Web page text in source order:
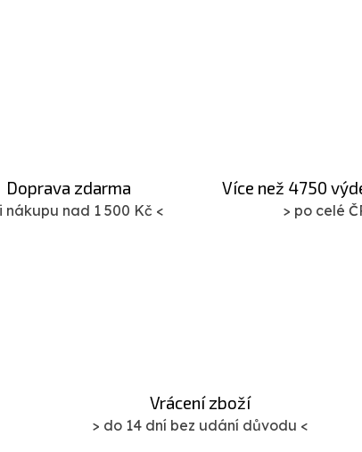
Doprava zdarma
nákupu nad 1 500 Kč <
Více než 4750
> po celé
Vrácení zboží
> do 14 dní bez udání důvodu <